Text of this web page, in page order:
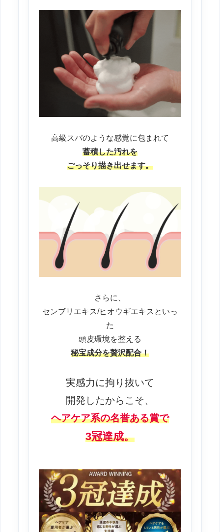
高級スパのような感覚に包まれて
蓄積した汚れを
ごっそり描き出せます。
さらに、
センブリエキス/ヒオウギエキスといっ
た
頭皮環境を整える
秘宝成分を贅沢配合！
実感力に拘り抜いて
開発したからこそ、
ヘアケア系の名誉ある賞で
3冠達成。